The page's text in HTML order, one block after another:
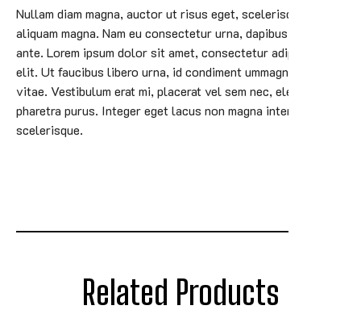
Nullam diam magna, auctor ut risus eget, scelerisque
aliquam magna. Nam eu consectetur urna, dapibus tristique
ante. Lorem ipsum dolor sit amet, consectetur adipiscing
elit. Ut faucibus libero urna, id condiment ummagna lacinia
vitae. Vestibulum erat mi, placerat vel sem nec, elementum
pharetra purus. Integer eget lacus non magna interdum
scelerisque.
Related Products